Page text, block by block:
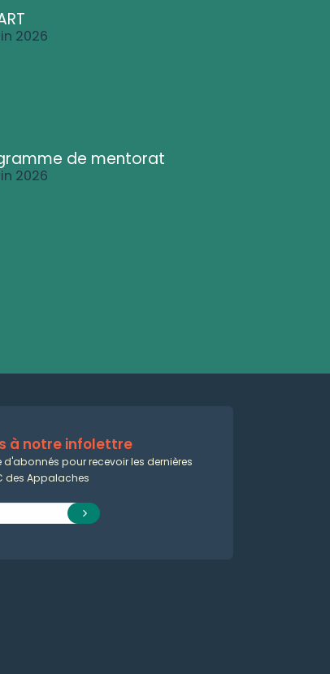
2026
de mentorat
2026
à notre infolettre
d'abonnés pour recevoir les dernières
des Appalaches